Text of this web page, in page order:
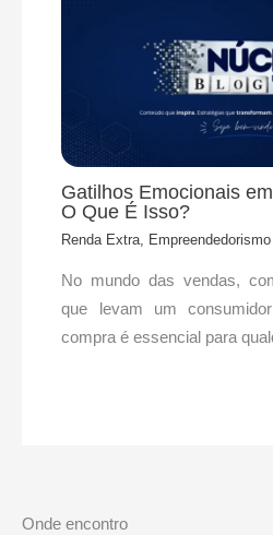
Gatilhos Emocionais
O Que É Isso?
Renda Extra,
No mundo das vendas,
que levam um
compra é essencial para
Onde encontro